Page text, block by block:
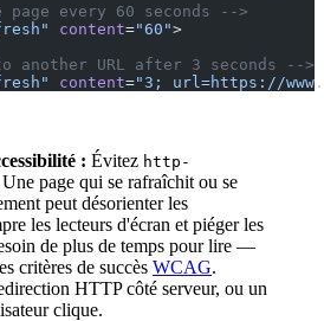
every 60 seconds -->
content="60">
URL after 3 seconds -->
content="3; url=https://
: Évitez http-
Une page qui se rafraîchit ou se
peut désorienter les
les lecteurs d'écran et piéger les
de plus de temps pour lire —
critères de succès WCAG.
HTTP côté serveur, ou un
clique.